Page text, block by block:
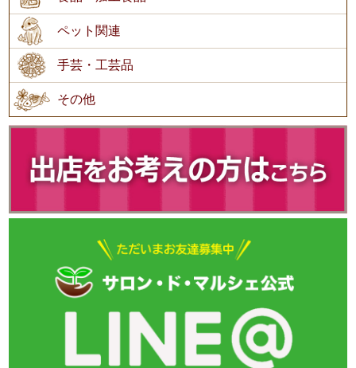
ペット関連
手芸・工芸品
その他